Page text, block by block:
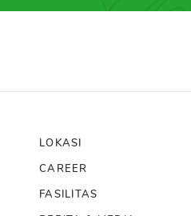
LOKASI
CAREER
FASILITAS